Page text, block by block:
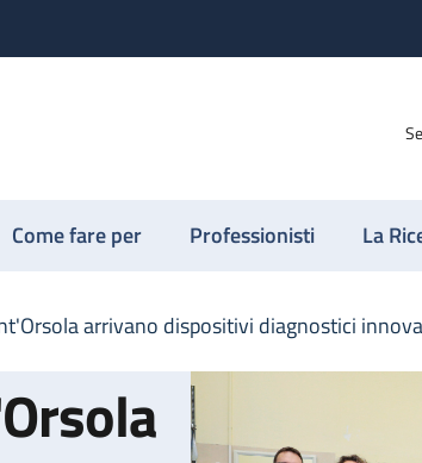
Come fare per Professionisti La
arrivano dispositivi diagnostici